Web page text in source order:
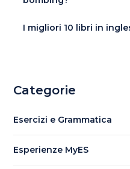
I migliori 10 libri in
Categorie
Esercizi e Grammatica
Esperienze MyES